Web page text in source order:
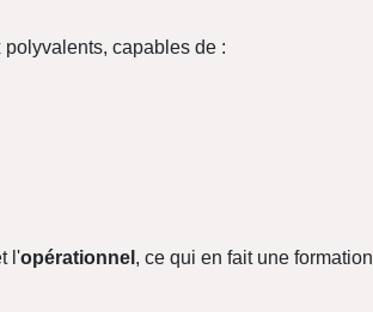
capables de :
l'opérationnel , ce qui en fait une formation